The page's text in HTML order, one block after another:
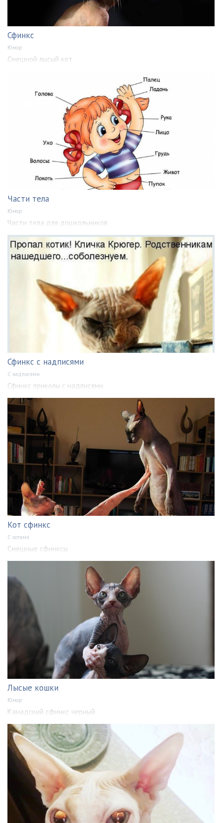
Сфинкс
Юмор
Смешной лысый кот
Части тела
Юмор
Части тела для дошкольников
Сфинкс с надписями
С надписями
Сфинкс приколы с надписями
Кот сфинкс
С котами
Смешные сфинксы
Лысые кошки
Юмор
Канадский сфинкс черный